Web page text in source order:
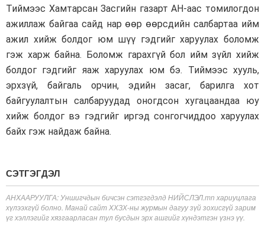
Тиймээс Хамтарсан Засгийн газарт АН-аас томилогдон
ажиллаж байгаа сайд нар өөр өөрсдийн салбартаа ийм
ажил хийж болдог юм шүү гэдгийг харуулах боломж
гэж харж байна. Боломж гарахгүй бол ийм зүйл хийж
болдог гэдгийг яаж харуулах юм бэ. Тиймээс хууль,
эрхзүй, байгаль орчин, эдийн засаг, барилга хот
байгуулалтын салбаруудад оногдсон хугацаандаа юу
хийж болдог вэ гэдгийг иргэд сонгогчиддоо харуулах
байх гэж найдаж байна.
СЭТГЭГДЭЛ
АНХААРУУЛГА: Уншигчдын бичсэн сэтгэгдэлд НИЙСЛЭЛ.mn хариуцлага
хүлээхгүй болно. Манай сайт ХХЗХ-ны журмын дагуу зүй зохисгүй зарим
үг хэллэгийг хязгаарласан тул бусдын эрх ашгийг хүндэтгэн үзнэ үү.